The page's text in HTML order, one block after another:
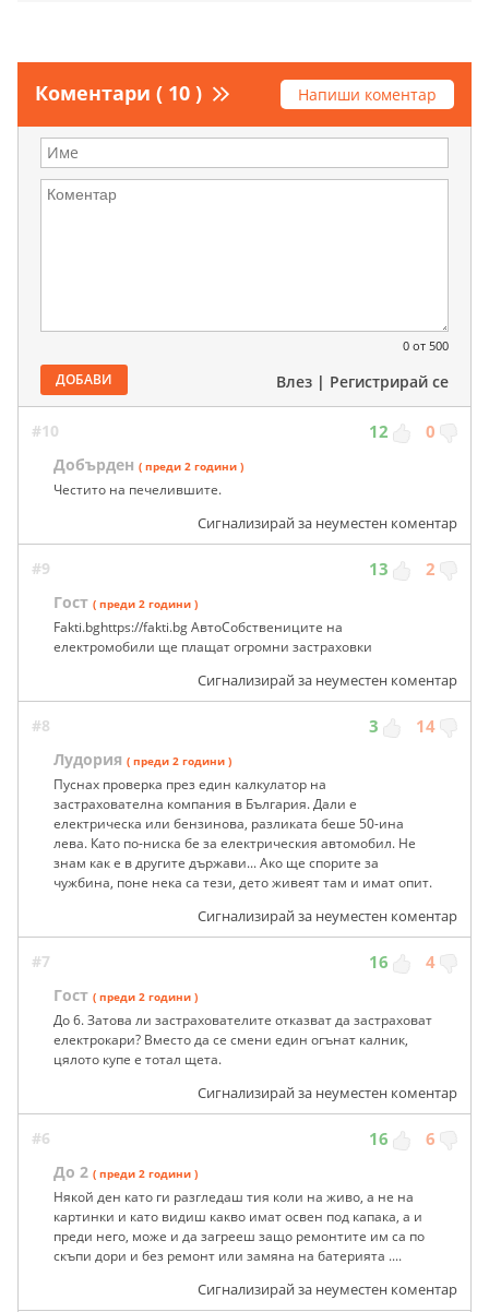
Коментари ( 10 ) Напиши коментар
0 от 500
ДОБАВИ Влез | Регистрирай се
#10 12 0
Добърден ( преди 2 години )
Честито на печелившите.
Сигнализирай за неуместен коментар
#9 13 2
Гост ( преди 2 години )
Fakti.bghttps://fakti.bg АвтоСобствениците на
електромобили ще плащат огромни застраховки
Сигнализирай за неуместен коментар
#8 3 14
Лудория ( преди 2 години )
Пуснах проверка през един калкулатор на
застрахователна компания в България. Дали е
електрическа или бензинова, разликата беше 50-ина
лева. Като по-ниска бе за електрическия автомобил. Не
знам как е в другите държави... Ако ще спорите за
чужбина, поне нека са тези, дето живеят там и имат опит.
Сигнализирай за неуместен коментар
#7 16 4
Гост ( преди 2 години )
До 6. Затова ли застрахователите отказват да застраховат
електрокари? Вместо да се смени един огънат калник,
цялото купе е тотал щета.
Сигнализирай за неуместен коментар
#6 16 6
До 2 ( преди 2 години )
Някой ден като ги разгледаш тия коли на живо, а не на
картинки и като видиш какво имат освен под капака, а и
преди него, може и да загрееш защо ремонтите им са по
скъпи дори и без ремонт или замяна на батерията ....
Сигнализирай за неуместен коментар